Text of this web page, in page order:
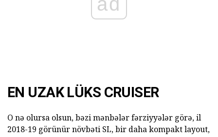
EN UZAK LÜKS CRUISER
O nə olursa olsun, bəzi mənbələr fərziyyələr görə, il
2018-19 görünür növbəti SL, bir daha kompakt layout,